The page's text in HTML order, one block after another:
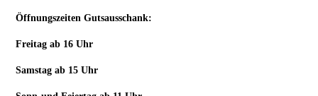
Öffnungszeiten Gutsausschank:
Freitag ab 16 Uhr
Samstag ab 15 Uhr